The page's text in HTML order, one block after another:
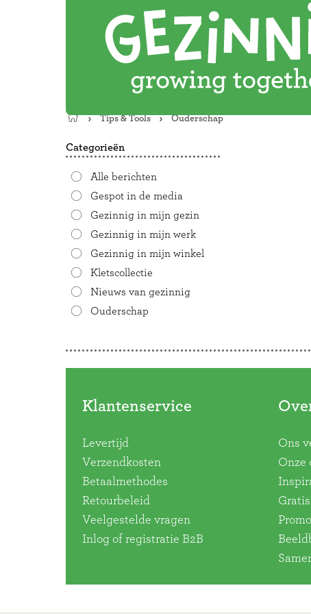
Terug
de
Tips & Tools Ouderschap
Categorieën
Alle berichten
Gespot in de media
Gezinnig in mijn gezin
Gezinnig in mijn werk
Gezinnig in mijn winkel
Kletscollectie
Nieuws van gezinnig
Ouderschap
Klantenservice
Levertijd
Verzendkosten
Betaalmethodes
Retourbeleid
Veelgestelde vragen
Inlog of registratie B2B
Ons
Onze